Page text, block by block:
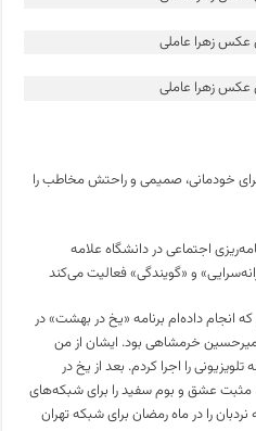
خودمانی، صمیمی و راحتش مخاطب را
رشته برنامه‌ریزی اجتماعی در دانشگاه علامه
و «گویندگی» فعالیت می‌کند
که انجام داده‌ام برنامه «یخ در بهشت» در
آقای امیرحسین خرمشاهی بود. ایشان از من
را اجرا کردم. بعد از یخ در
مثبت عشق و بوم سفید را برای شبکه‌های
را در ماه رمضان برای شبکه تهران